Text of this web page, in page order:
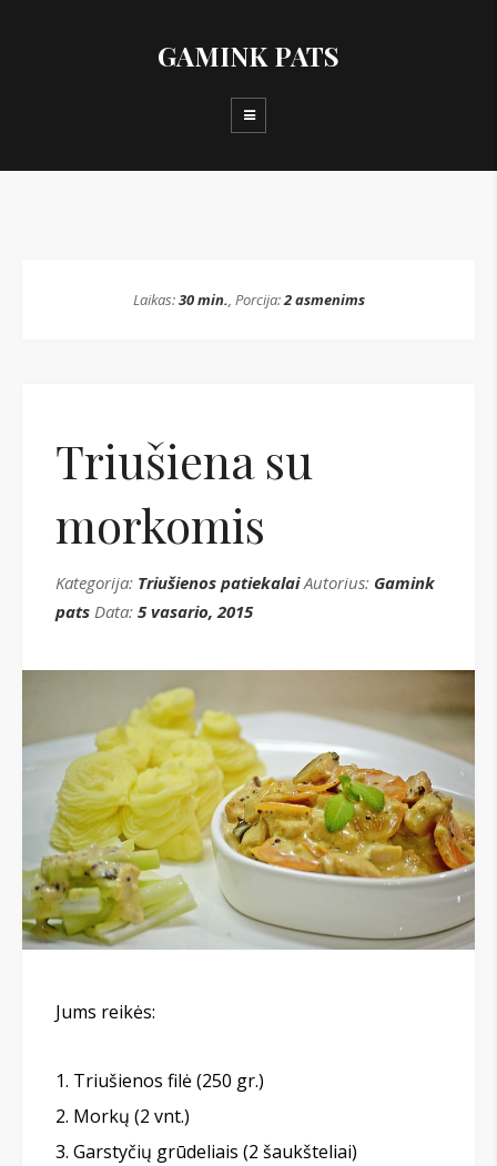
GAMINK PATS
Laikas:30 min., Porcija:2 asmenims
Triušiena su
morkomis
Kategorija: Triušienos patiekalaiAutorius: Gamink
pats Data: 5 vasario, 2015
Jums reikės:
Triušienos filė (250 gr.)
Morkų (2 vnt.)
Garstyčių grūdeliais (2 šaukšteliai)